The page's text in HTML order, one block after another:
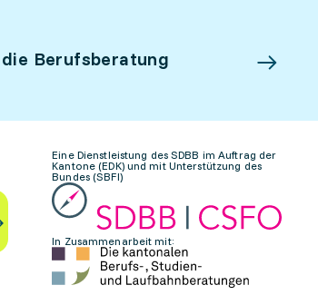
Berufsberatung
Eine Dienstleistung des SDBB im Auftrag der
Kantone (EDK) und mit Unterstützung des
Bundes (SBFI)
In Zusammenarbeit mit: